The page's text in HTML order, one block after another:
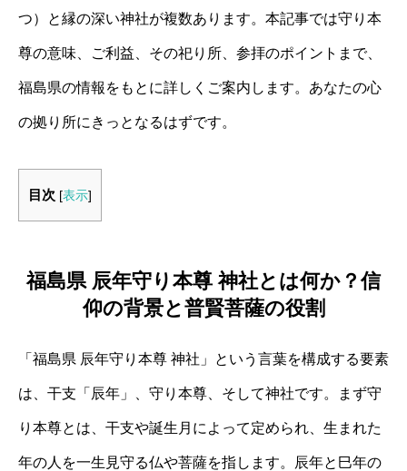
つ）と縁の深い神社が複数あります。本記事では守り本
尊の意味、ご利益、その祀り所、参拝のポイントまで、
福島県の情報をもとに詳しくご案内します。あなたの心
の拠り所にきっとなるはずです。
目次 [表示]
福島県 辰年守り本尊 神社とは何か？信
仰の背景と普賢菩薩の役割
「福島県 辰年守り本尊 神社」という言葉を構成する要素
は、干支「辰年」、守り本尊、そして神社です。まず守
り本尊とは、干支や誕生月によって定められ、生まれた
年の人を一生見守る仏や菩薩を指します。辰年と巳年の